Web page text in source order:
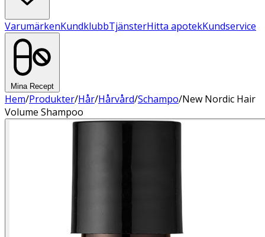
VarumärkenKundklubbTjänsterHitta apotekKundservice
Mina Recept
Hem/Produkter/Hår/Hårvård/Schampo/New Nordic Hair
Volume Shampoo